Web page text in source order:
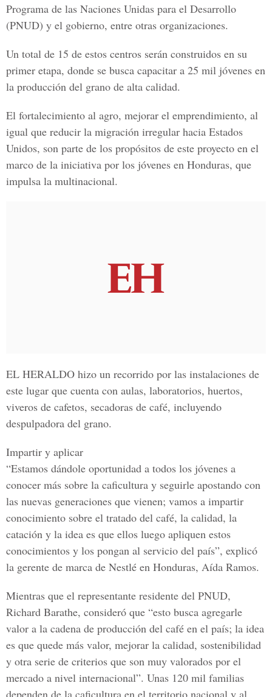
Programa de las Naciones Unidas para el Desarrollo
(PNUD) y el gobierno, entre otras organizaciones.
Un total de 15 de estos centros serán construidos en su
primer etapa, donde se busca capacitar a 25 mil jóvenes en
la producción del grano de alta calidad.
El fortalecimiento al agro, mejorar el emprendimiento, al
igual que reducir la migración irregular hacia Estados
Unidos, son parte de los propósitos de este proyecto en el
marco de la iniciativa por los jóvenes en Honduras, que
impulsa la multinacional.
EL HERALDO hizo un recorrido por las instalaciones de
este lugar que cuenta con aulas, laboratorios, huertos,
viveros de cafetos, secadoras de café, incluyendo
despulpadora del grano.
Impartir y aplicar
“Estamos dándole oportunidad a todos los jóvenes a
conocer más sobre la caficultura y seguirle apostando con
las nuevas generaciones que vienen; vamos a impartir
conocimiento sobre el tratado del café, la calidad, la
catación y la idea es que ellos luego apliquen estos
conocimientos y los pongan al servicio del país”, explicó
la gerente de marca de Nestlé en Honduras, Aída Ramos.
Mientras que el representante residente del PNUD,
Richard Barathe, consideró que “esto busca agregarle
valor a la cadena de producción del café en el país; la idea
es que quede más valor, mejorar la calidad, sostenibilidad
y otra serie de criterios que son muy valorados por el
mercado a nivel internacional”. Unas 120 mil familias
dependen de la caficultura en el territorio nacional y al